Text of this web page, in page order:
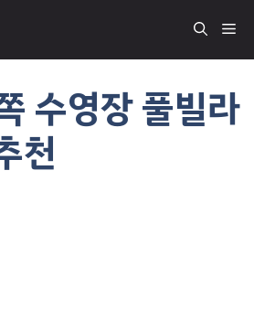
메
뉴
수영장 풀빌라
천